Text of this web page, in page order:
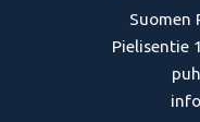
Suomen
Pielisentie